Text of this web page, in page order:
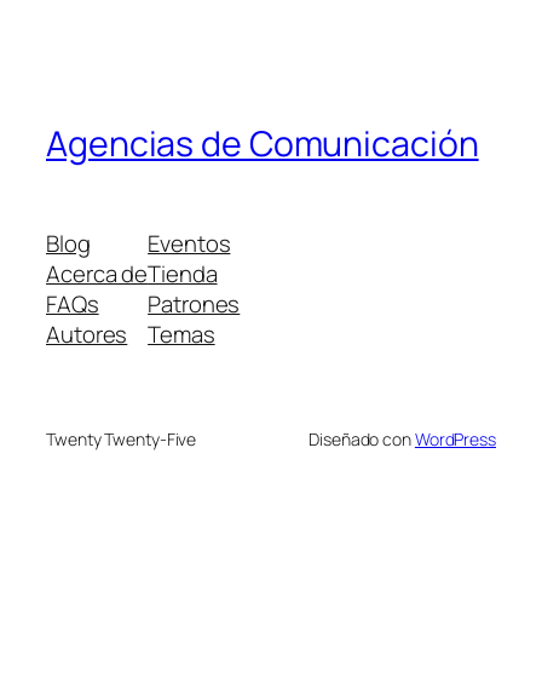
Agencias de Comunicación
Blog
Acerca de
FAQs
Autores
Eventos
Tienda
Patrones
Temas
Twenty Twenty-Five Diseñado conWordPress